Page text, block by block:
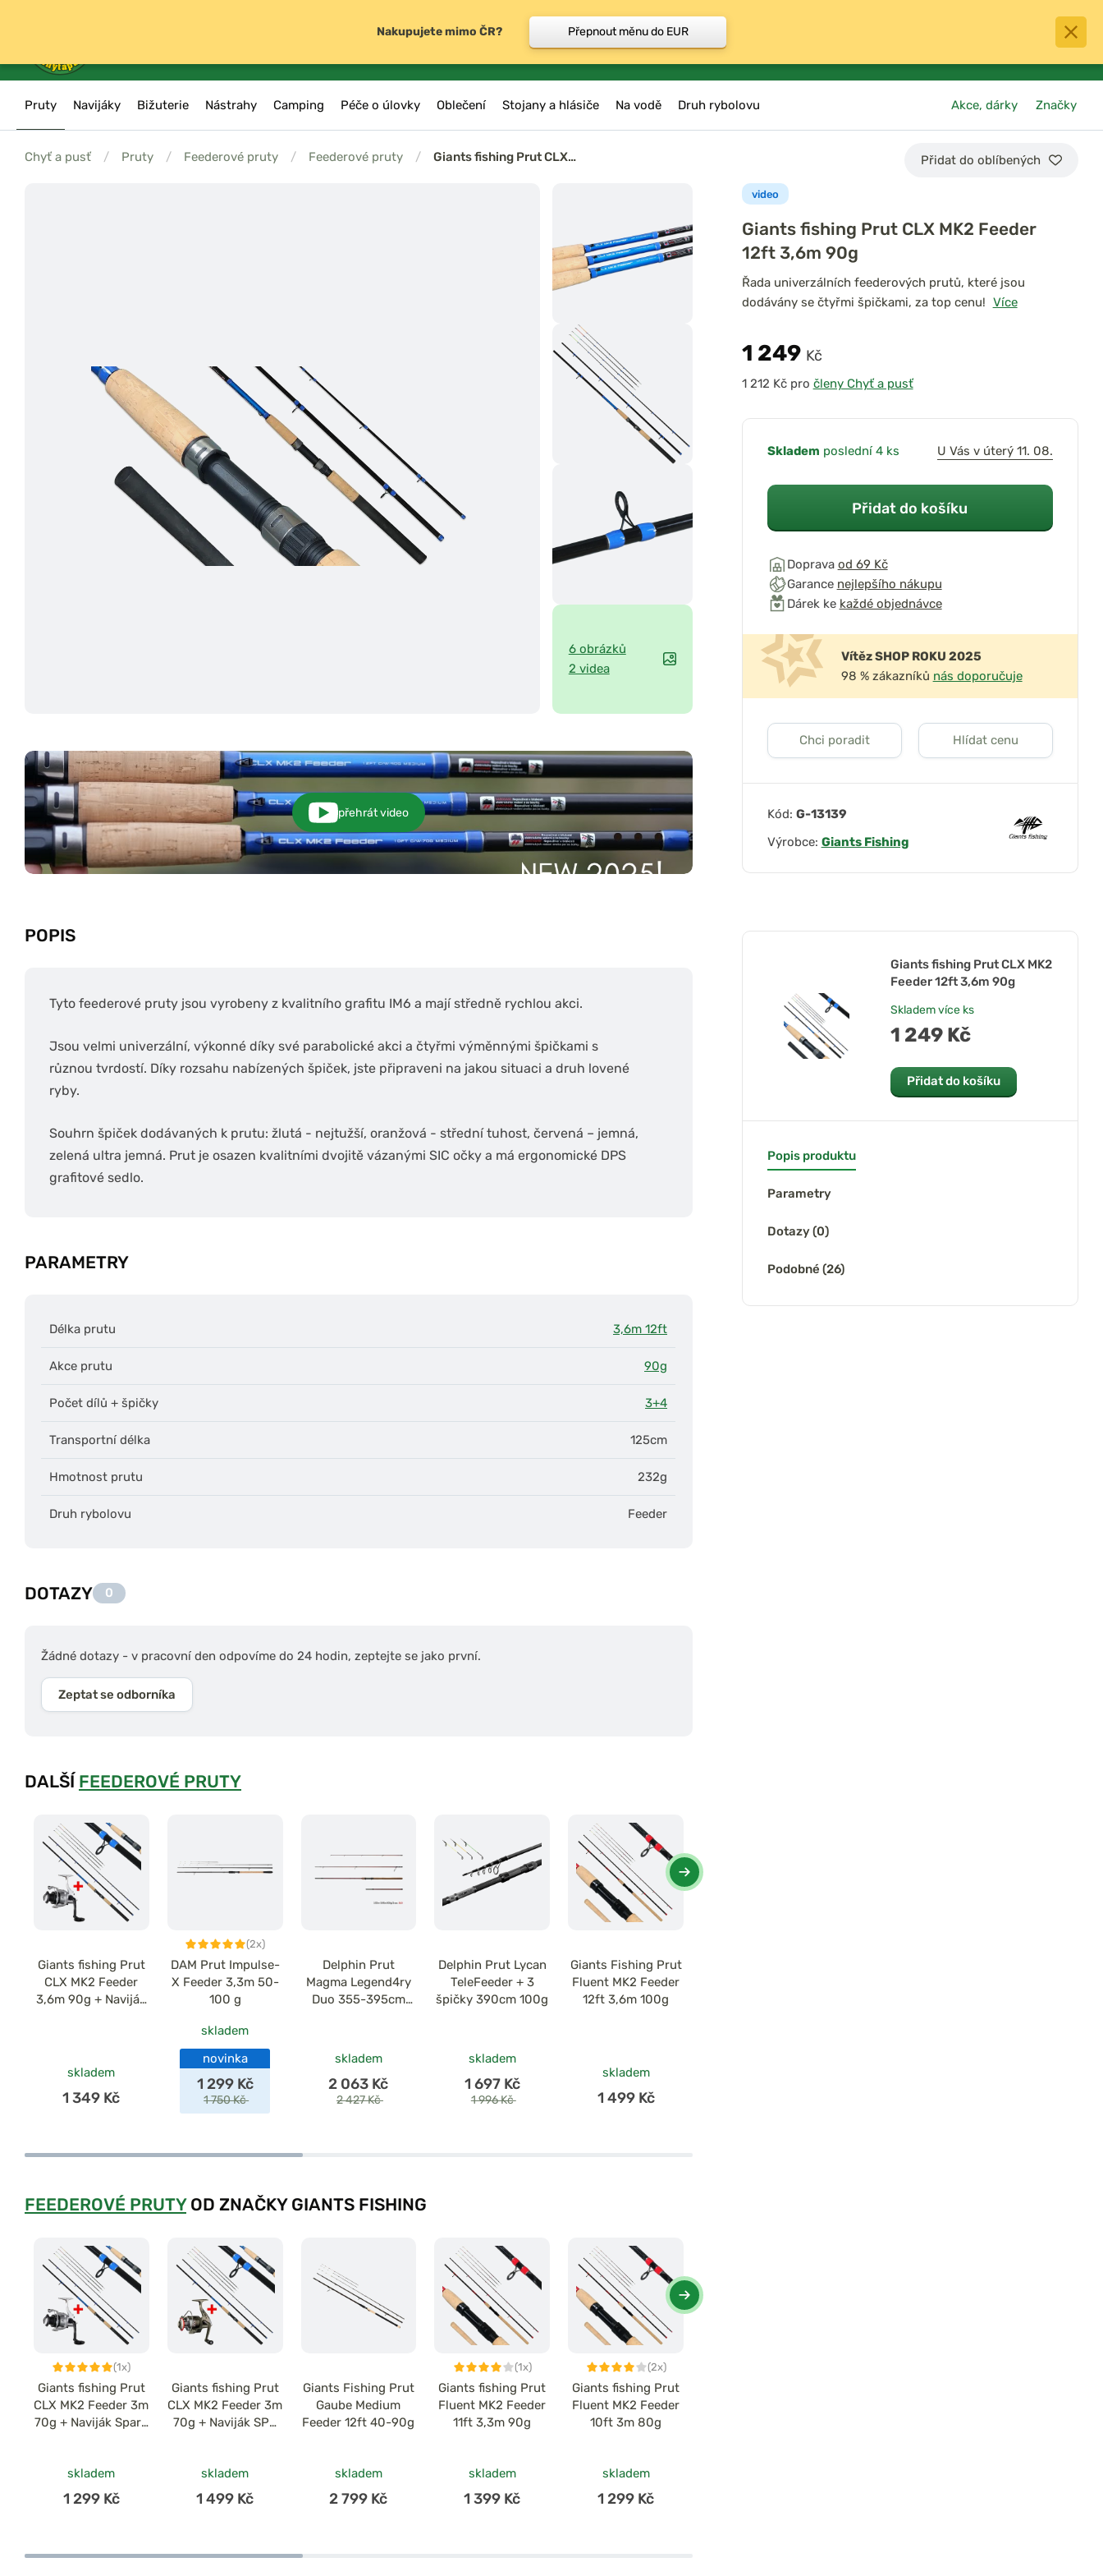
0
košík
Pruty Navijáky Bižuterie Nástrahy Camping Péče o úlovky Oblečení Stojany a hlásiče Na vodě Druh rybolovu Akce, dárky Značky
Chyť a pusť / Pruty / Feederové pruty / Feederové pruty / Giants fishing Prut CLX… Přidat do oblíbených
přehrát video
6 obrázků
2 videa
přehrát video
POPIS
Tyto feederové pruty jsou vyrobeny z kvalitního grafitu IM6 a mají středně rychlou akci.
Jsou velmi univerzální, výkonné díky své parabolické akci a čtyřmi výměnnými špičkami s
různou tvrdostí. Díky rozsahu nabízených špiček, jste připraveni na jakou situaci a druh lovené
ryby.
Souhrn špiček dodávaných k prutu: žlutá - nejtužší, oranžová - střední tuhost, červená – jemná,
zelená ultra jemná. Prut je osazen kvalitními dvojitě vázanými SIC očky a má ergonomické DPS
grafitové sedlo.
PARAMETRY
Délka prutu 3,6m 12ft
Akce prutu 90g
Počet dílů + špičky 3+4
Transportní délka 125cm
Hmotnost prutu 232g
Druh rybolovu Feeder
DOTAZY 0
Žádné dotazy - v pracovní den odpovíme do 24 hodin, zeptejte se jako první.
Zeptat se odborníka
DALŠÍ FEEDEROVÉ PRUTY
Giants fishing Prut
CLX MK2 Feeder
3,6m 90g + Naviják
skladem
1 349 Kč
(2x)
DAM Prut Impulse-
X Feeder 3,3m 50-
100 g
skladem
novinka
1 299 Kč
1 750 Kč
Delphin Prut
Magma Legend4ry
Duo 355-395cm
skladem
2 063 Kč
2 427 Kč
Delphin Prut Lycan
TeleFeeder + 3
špičky 390cm 100g
skladem
1 697 Kč
1 996 Kč
Giants Fishing Prut
Fluent MK2 Feeder
12ft 3,6m 100g
skladem
1 499 Kč
FEEDEROVÉ PRUTYOD ZNAČKY GIANTS FISHING
(1x)
Giants fishing Prut
CLX MK2 Feeder 3m
70g + Naviják Spark
skladem
1 299 Kč
Giants fishing Prut
CLX MK2 Feeder 3m
70g + Naviják SPX
skladem
1 499 Kč
Giants Fishing Prut
Gaube Medium
Feeder 12ft 40-90g
skladem
2 799 Kč
(1x)
Giants fishing Prut
Fluent MK2 Feeder
11ft 3,3m 90g
skladem
1 399 Kč
(2x)
Giants fishing Prut
Fluent MK2 Feeder
10ft 3m 80g
skladem
1 299 Kč
Giants fishing Prut CLX MK2 Feeder
12ft 3,6m 90g
video
Řada univerzálních feederových prutů, které jsou
dodávány se čtyřmi špičkami, za top cenu! Více
1 249 Kč
pro členy Chyť a pusť
Skladem poslední 4 ks U Vás v úterý 11. 08.
Přidat do košíku
Doprava od 69 Kč
Garance nejlepšího nákupu
Dárek ke každé objednávce
Vítěz SHOP ROKU 2025
98 % zákazníků nás doporučuje
Chci poradit Hlídat cenu
Kód: G-13139
Výrobce: Giants Fishing
Giants fishing Prut CLX MK2
Feeder 12ft 3,6m 90g
Sklademvíce ks
1 249 Kč
Přidat do košíku
Popis produktu
Parametry
Dotazy (0)
Podobné (26)
Nakupujete mimo ČR? Přepnout měnu do EUR